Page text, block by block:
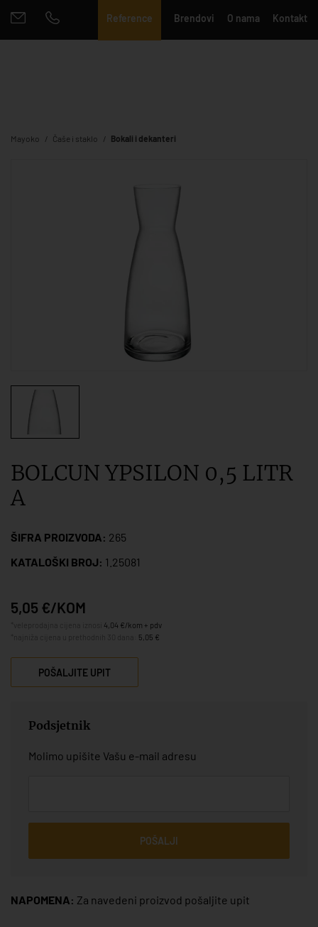
Reference Brendovi O nama Kontakt
Mayoko Čaše i staklo Bokali i dekanteri
BOLCUN YPSILON 0,5 LITR
A
ŠIFRA PROIZVODA: 265
KATALOŠKI BROJ: 1.25081
5,05 €/KOM
4,04 €/kom + pdv
5,05 €
POŠALJITE UPIT
Podsjetnik
Molimo upišite Vašu e-mail adresu
POŠALJI
NAPOMENA: Za navedeni proizvod pošaljite upit